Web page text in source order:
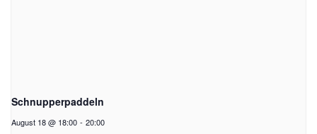
Schnupperpaddeln
August 18 @ 18:00 - 20:00